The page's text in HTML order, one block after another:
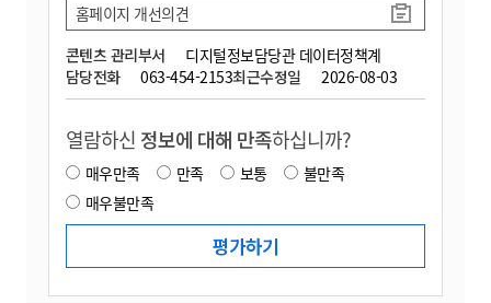
콘텐츠 관리부서
디지털정보담당관 데이터정책계
담당전화
063-454-2153최근수정일 2026-08-03
홈페이지 개선의견
열람하신 정보에 대해 만족하십니까?
매우만족 만족 보통
불만족
매우불만족